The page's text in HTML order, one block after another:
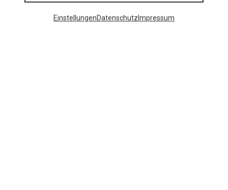
EinstellungenDatenschutz Impressum